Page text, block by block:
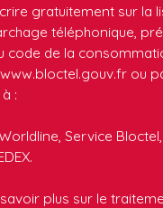
gratuitement sur la
téléphonique,
code de la
ou
:
Service Bloctel,
plus sur le